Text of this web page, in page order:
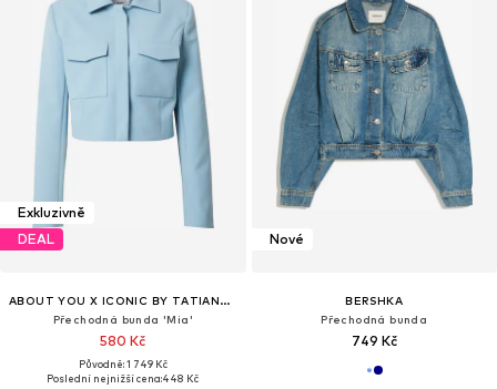
Exkluzivně
DEAL
ABOUT YOU X ICONIC BY TATIANA KUCHAROVA
Přechodná bunda 'Mia'
580 Kč
Původně: 1 749 Kč
Poslední nejnižší cena:448 Kč
Nové
BERSHKA
Přechodná bunda
749 Kč